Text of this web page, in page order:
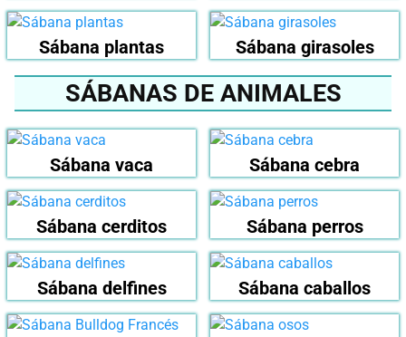
Sábana plantas Sábana girasoles
SÁBANAS DE ANIMALES
Sábana vaca Sábana cebra
Sábana cerditos Sábana perros
Sábana delfines Sábana caballos